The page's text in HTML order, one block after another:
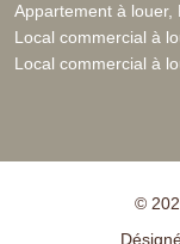
Appartement à louer,
Local commercial à
Local commercial à
©